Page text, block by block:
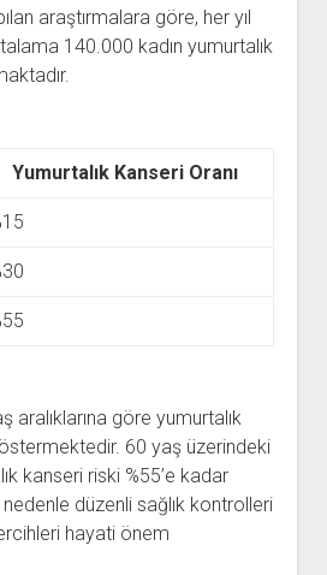
araştırmalara göre, her yıl
140.000 kadın yumurtalık
Yumurtalık Kanseri Oranı
aralıklarına göre yumurtalık
60 yaş üzerindeki
kanseri riski %55’e kadar
düzenli sağlık kontrolleri
hayati önem